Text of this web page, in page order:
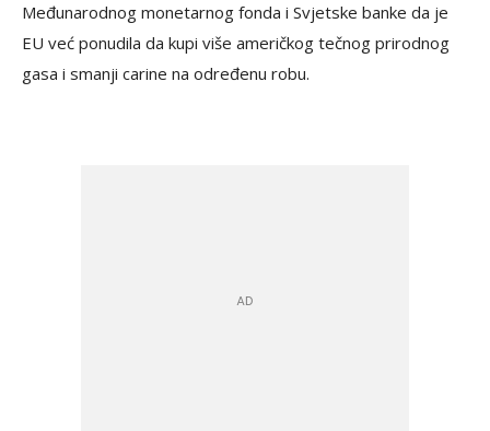
Međunarodnog monetarnog fonda i Svjetske banke da je
EU već ponudila da kupi više američkog tečnog prirodnog
gasa i smanji carine na određenu robu.